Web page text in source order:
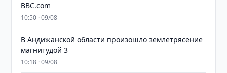
BBC.com
10:50 · 09/08
В Андижанской области произошло землетрясение
магнитудой 3
10:18 · 09/08